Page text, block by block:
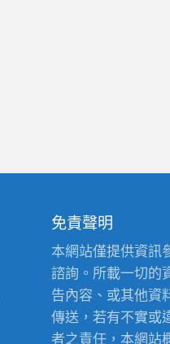
免責聲明
本網站僅提供資訊
諮詢。所載一切的
告內容、或其他資
傳送，若有不實或
者之責任，本網站